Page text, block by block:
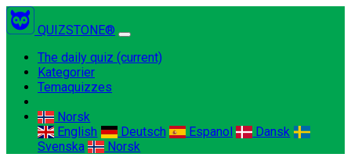
QUIZSTONE®
The daily quiz (current)
Kategorier
Temaquizzes
Norsk
English
Deutsch Espanol
Dansk
Svenska
Norsk